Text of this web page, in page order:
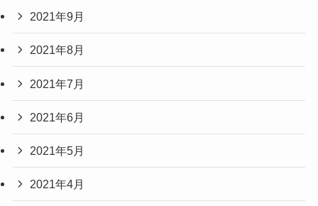
2021年9月
2021年8月
2021年7月
2021年6月
2021年5月
2021年4月